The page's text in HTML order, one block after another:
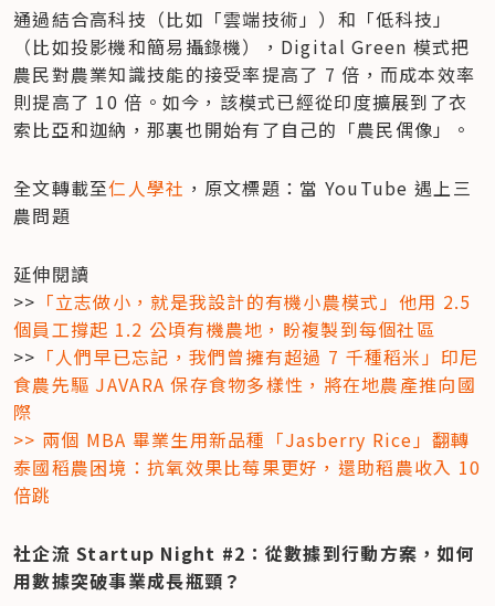
通過結合高科技（比如「雲端技術」）和「低科技」
（比如投影機和簡易攝錄機），Digital Green 模式把
農民對農業知識技能的接受率提高了 7 倍，而成本效率
則提高了 10 倍。如今，該模式已經從印度擴展到了衣
索比亞和迦納，那裏也開始有了自己的「農民偶像」。
全文轉載至仁人學社 ，原文標題：當 YouTube 遇上三
農問題
延伸閱讀
>> 「立志做小，就是我設計的有機小農模式」他用 2.5
個員工撐起 1.2 公頃有機農地，盼複製到每個社區
>> 「人們早已忘記，我們曾擁有超過 7 千種稻米」印尼
食農先驅 JAVARA 保存食物多樣性，將在地農產推向國
際
>> 兩個 MBA 畢業生用新品種「Jasberry Rice」翻轉
泰國稻農困境：抗氧效果比莓果更好，還助稻農收入 10
倍跳
社企流 Startup Night #2：從數據到行動方案，如何
用數據突破事業成長瓶頸？